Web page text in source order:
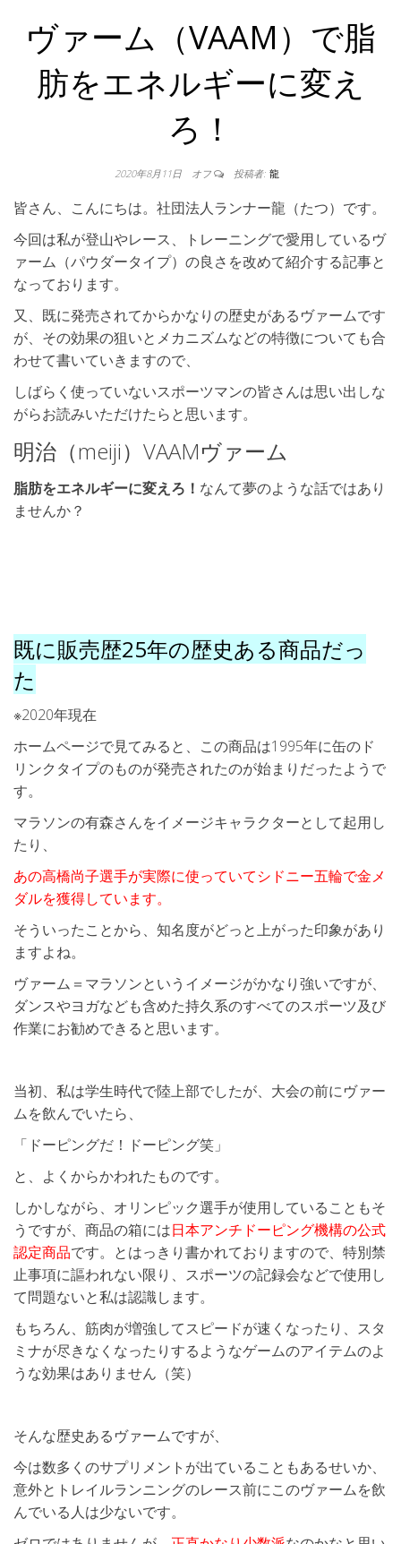
ヴァーム（VAAM）で脂
肪をエネルギーに変え
ろ！
2020年8月11日 オフ 投稿者: 龍
皆さん、こんにちは。社団法人ランナー龍（たつ）です。
今回は私が登山やレース、トレーニングで愛用しているヴ
ァーム（パウダータイプ）の良さを改めて紹介する記事と
なっております。
又、既に発売されてからかなりの歴史があるヴァームです
が、その効果の狙いとメカニズムなどの特徴についても合
わせて書いていきますので、
しばらく使っていないスポーツマンの皆さんは思い出しな
がらお読みいただけたらと思います。
明治（meiji）VAAMヴァーム
脂肪をエネルギーに変えろ！ なんて夢のような話ではあり
ませんか？
既に販売歴25年の歴史ある商品だっ
た
※2020年現在
ホームページで見てみると、この商品は1995年に缶のド
リンクタイプのものが発売されたのが始まりだったようで
す。
マラソンの有森さんをイメージキャラクターとして起用し
たり、
あの高橋尚子選手が実際に使っていてシドニー五輪で金メ
ダルを獲得しています。
そういったことから、知名度がどっと上がった印象があり
ますよね。
ヴァーム＝マラソンというイメージがかなり強いですが、
ダンスやヨガなども含めた持久系のすべてのスポーツ及び
作業にお勧めできると思います。
当初、私は学生時代で陸上部でしたが、大会の前にヴァー
ムを飲んでいたら、
「ドーピングだ！ドーピング笑」
と、よくからかわれたものです。
しかしながら、オリンピック選手が使用していることもそ
うですが、商品の箱には日本アンチドーピング機構の公式
認定商品です。とはっきり書かれておりますので、特別禁
止事項に謳われない限り、スポーツの記録会などで使用し
て問題ないと私は認識します。
もちろん、筋肉が増強してスピードが速くなったり、スタ
ミナが尽きなくなったりするようなゲームのアイテムのよ
うな効果はありません（笑）
そんな歴史あるヴァームですが、
今は数多くのサプリメントが出ていることもあるせいか、
意外とトレイルランニングのレース前にこのヴァームを飲
んでいる人は少ないです。